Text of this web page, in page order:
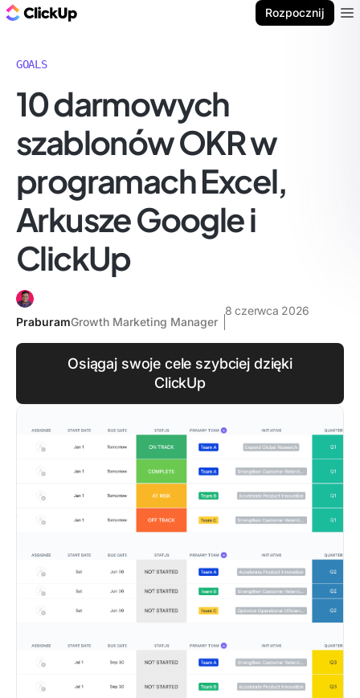
Rozpocznij
GOALS
10 darmowych
szablonów OKR w
programach Excel,
Arkusze Google i
ClickUp
PraburamGrowth Marketing Manager
8 czerwca 2026
Osiągaj swoje cele szybciej dzięki
ClickUp